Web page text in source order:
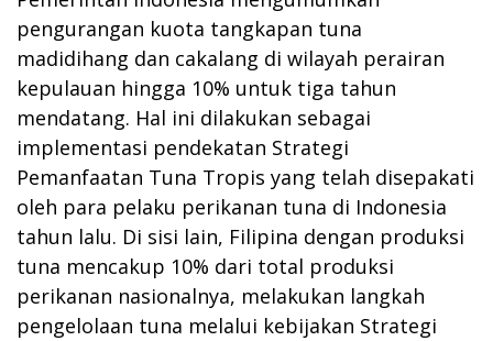
pengurangan kuota tangkapan tuna
madidihang dan cakalang di wilayah perairan
kepulauan hingga 10% untuk tiga tahun
mendatang. Hal ini dilakukan sebagai
implementasi pendekatan Strategi
Pemanfaatan Tuna Tropis yang telah disepakati
oleh para pelaku perikanan tuna di Indonesia
tahun lalu. Di sisi lain, Filipina dengan produksi
tuna mencakup 10% dari total produksi
perikanan nasionalnya, melakukan langkah
pengelolaan tuna melalui kebijakan Strategi